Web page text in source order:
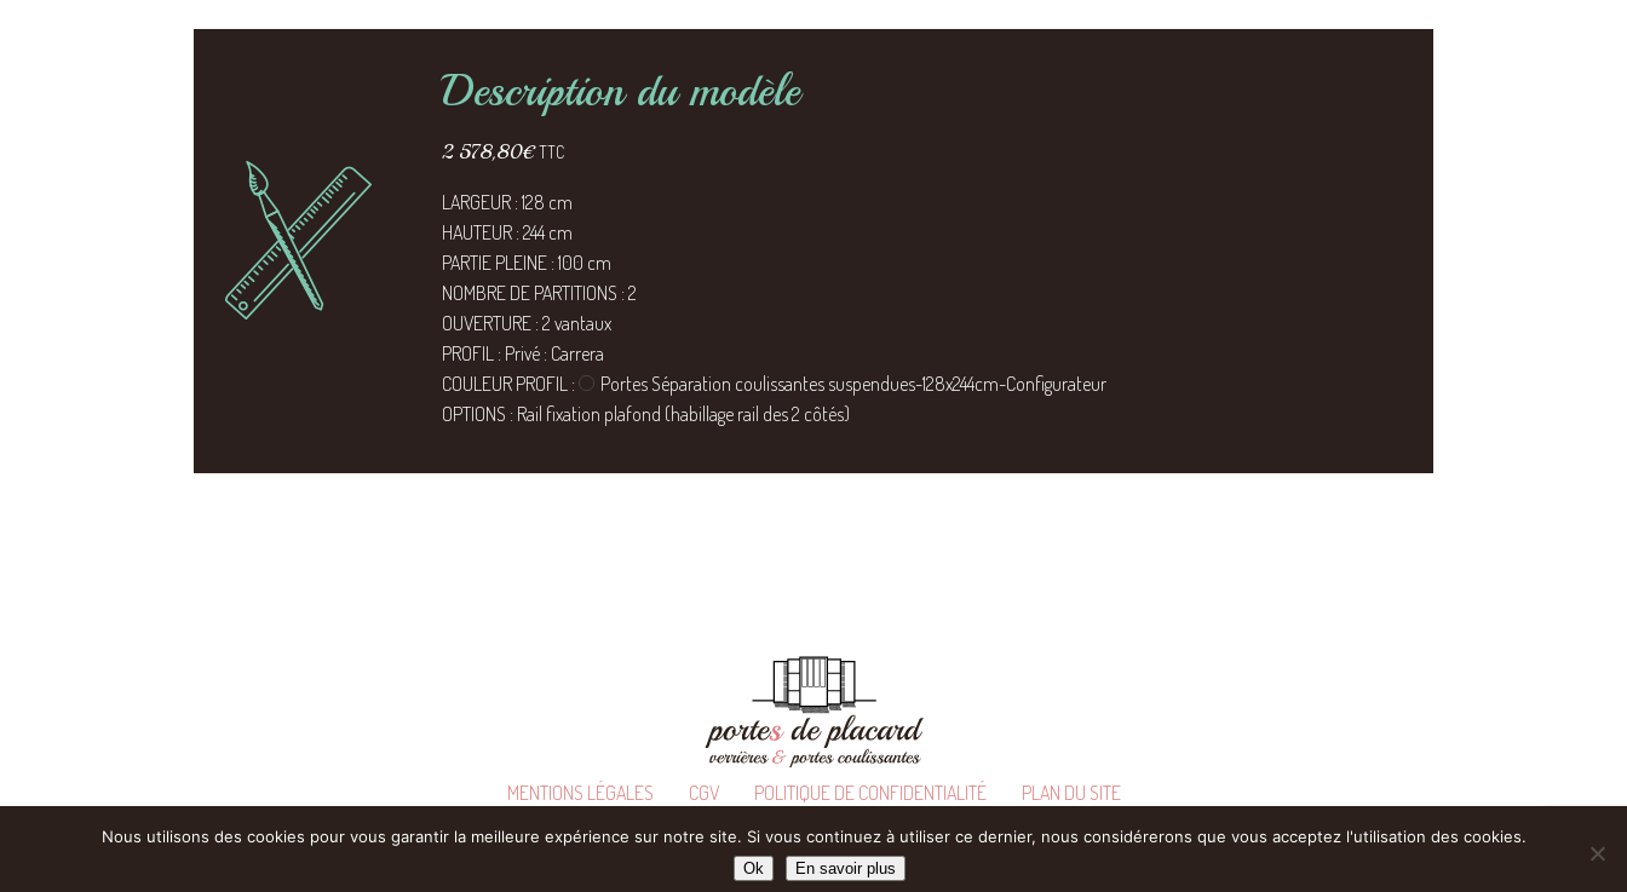
Description du modèle
2 578,80€TTC
LARGEUR : 128 cm
HAUTEUR : 244 cm
PARTIE PLEINE : 100 cm
NOMBRE DE PARTITIONS : 2
OUVERTURE : 2 vantaux
PROFIL : Privé : Carrera
COULEUR PROFIL :
Portes Séparation coulissantes suspendues-128x244cm-Configurateur
OPTIONS : Rail fixation plafond (habillage rail des 2 côtés)
MENTIONS LÉGALES CGV POLITIQUE DE CONFIDENTIALITÉ
PLAN DU SITE
Nous utilisons des cookies pour vous garantir la meilleure expérience sur notre site. Si vous continuez à utiliser ce dernier, nous considérerons que vous acceptez l'utilisation des cookies.
Ok En savoir plus